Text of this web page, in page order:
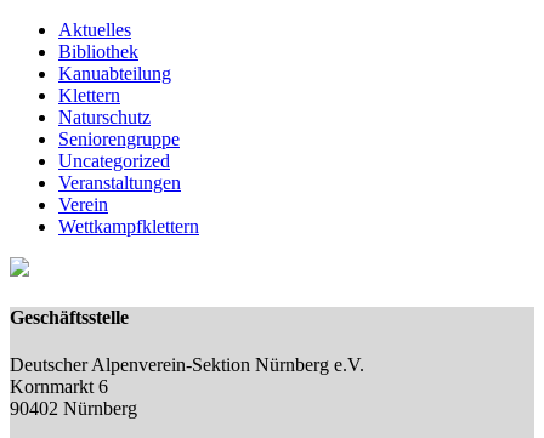
Aktuelles
Bibliothek
Kanuabteilung
Klettern
Naturschutz
Seniorengruppe
Uncategorized
Veranstaltungen
Verein
Wettkampfklettern
Geschäftsstelle
Deutscher Alpenverein-Sektion Nürnberg e.V.
Kornmarkt 6
90402 Nürnberg